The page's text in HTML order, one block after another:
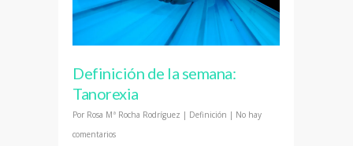
Definición de la semana:
Tanorexia
Por Rosa Mª Rocha Rodríguez | Definición | No hay
comentarios